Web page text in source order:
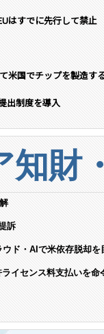
はすでに先行して禁止
米国でチップを製造す
出制度を導入
知財
訴
ド・AIで米依存脱却を
イセンス料支払いを命